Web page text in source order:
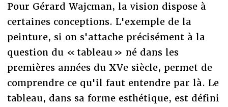
Pour Gérard Wajcman, la vision dispose à
certaines conceptions. L'exemple de la
peinture, si on s'attache précisément à la
question du « tableau » né dans les
premières années du XVe siècle, permet de
comprendre ce qu'il faut entendre par là. Le
tableau, dans sa forme esthétique, est défini